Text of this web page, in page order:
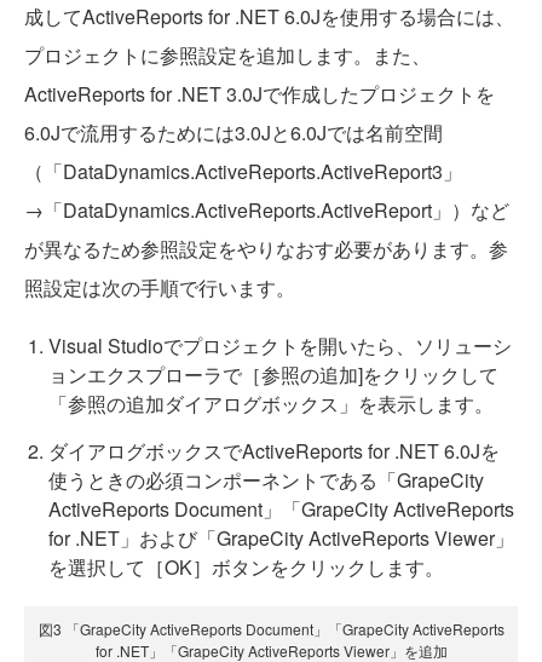
成してActiveReports for .NET 6.0Jを使用する場合には、
プロジェクトに参照設定を追加します。また、
ActiveReports for .NET 3.0Jで作成したプロジェクトを
6.0Jで流用するためには3.0Jと6.0Jでは名前空間
（「DataDynamics.ActiveReports.ActiveReport3」
→「DataDynamics.ActiveReports.ActiveReport」）など
が異なるため参照設定をやりなおす必要があります。参
照設定は次の手順で行います。
Visual Studioでプロジェクトを開いたら、ソリューシ
ョンエクスプローラで［参照の追加]をクリックして
「参照の追加ダイアログボックス」を表示します。
ダイアログボックスでActiveReports for .NET 6.0Jを
使うときの必須コンポーネントである「GrapeCity
ActiveReports Document」「GrapeCity ActiveReports
for .NET」および「GrapeCity ActiveReports Viewer」
を選択して［OK］ボタンをクリックします。
図3 「GrapeCity ActiveReports Document」「GrapeCity ActiveReports
for .NET」「GrapeCity ActiveReports Viewer」を追加